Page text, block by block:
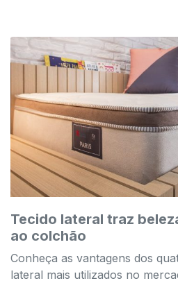
Tecido lateral traz
ao colchão
Conheça as vantagens dos
lateral mais utilizados no